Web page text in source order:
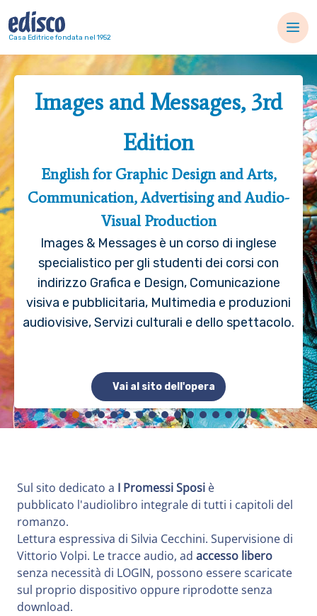
Navigazione principale
Casa Editrice fondata nel 1952
Images and Messages, 3rd
Edition
English for Graphic Design and Arts,
Communication, Advertising and Audio-
Visual Production
Images & Messages è un corso di inglese
specialistico per gli studenti dei corsi con
indirizzo Grafica e Design, Comunicazione
visiva e pubblicitaria, Multimedia e produzioni
audiovisive, Servizi culturali e dello spettacolo.
Vai al sito dell'opera
Sul sito dedicato a I Promessi Sposi è
pubblicato l'audiolibro integrale di tutti i capitoli del
romanzo.
Lettura espressiva di Silvia Cecchini. Supervisione di
Vittorio Volpi. ​Le tracce audio, ad accesso libero
senza necessità di LOGIN, possono essere scaricate
sul proprio dispositivo oppure riprodotte senza
download.